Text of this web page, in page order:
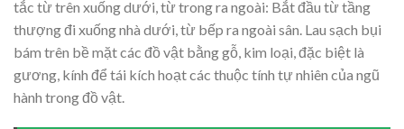
tắc từ trên xuống dưới, từ trong ra ngoài: Bắt đầu từ tầng
thượng đi xuống nhà dưới, từ bếp ra ngoài sân. Lau sạch bụi
bám trên bề mặt các đồ vật bằng gỗ, kim loại, đặc biệt là
gương, kính để tái kích hoạt các thuộc tính tự nhiên của ngũ
hành trong đồ vật.